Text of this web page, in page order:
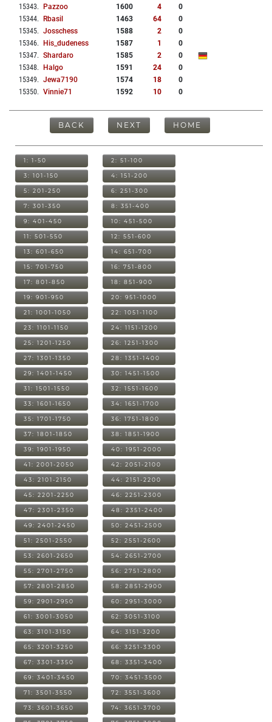
15343. Pazzoo 1600 4
0
15344. Rbasil 1463 64
0
15345. Josschess 1588 2
0
15346. His_dudeness 1587 1
0
15347. Shardaro 1585 2
0
15348. Halgo 1591 24
0
15349. Jewa7190 1574 18
0
15350. Vinnie71 1592 10 0
BACK NEXT HOME
1: 1-50 2: 51-100
3: 101-150 4: 151-200
5: 201-250 6: 251-300
7: 301-350 8: 351-400
9: 401-450 10: 451-500
11: 501-550 12: 551-600
13: 601-650 14: 651-700
15: 701-750 16: 751-800
17: 801-850 18: 851-900
19: 901-950 20: 951-1000
21: 1001-1050 22: 1051-1100
23: 1101-1150 24: 1151-1200
25: 1201-1250 26: 1251-1300
27: 1301-1350 28: 1351-1400
29: 1401-1450 30: 1451-1500
31: 1501-1550 32: 1551-1600
33: 1601-1650 34: 1651-1700
35: 1701-1750 36: 1751-1800
37: 1801-1850 38: 1851-1900
39: 1901-1950 40: 1951-2000
41: 2001-2050 42: 2051-2100
43: 2101-2150 44: 2151-2200
45: 2201-2250 46: 2251-2300
47: 2301-2350 48: 2351-2400
49: 2401-2450 50: 2451-2500
51: 2501-2550 52: 2551-2600
53: 2601-2650 54: 2651-2700
55: 2701-2750 56: 2751-2800
57: 2801-2850 58: 2851-2900
59: 2901-2950 60: 2951-3000
61: 3001-3050 62: 3051-3100
63: 3101-3150 64: 3151-3200
65: 3201-3250 66: 3251-3300
67: 3301-3350 68: 3351-3400
69: 3401-3450 70: 3451-3500
71: 3501-3550 72: 3551-3600
73: 3601-3650 74: 3651-3700